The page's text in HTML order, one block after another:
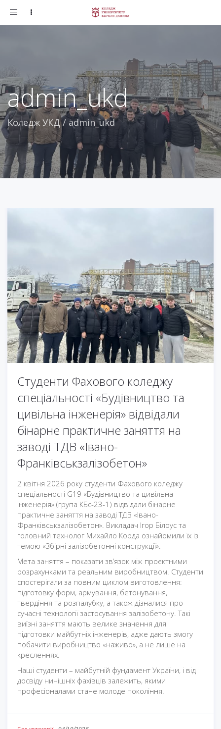
Toggle
admin_ukd
Коледж УКД/ admin_ukd
Студенти Фахового коледжу
спеціальності «Будівництво та
цивільна інженерія» відвідали
бінарне практичне заняття на
заводі ТДВ «Івано-
Франківськзалізобетон»
2 квітня 2026 року студенти Фахового коледжу
спеціальності G19 «Будівництво та цивільна
інженерія» (група КБс-23-1) відвідали бінарне
практичне заняття на заводі ТДВ «Івано-
Франківськзалізобетон». Викладач Ігор Білоус та
головний технолог Михайло Корда ознайомили їх із
темою «Збірні залізобетонні конструкції».
Мета заняття – показати зв’язок між проєктними
розрахунками та реальним виробництвом. Студенти
спостерігали за повним циклом виготовлення:
підготовку форм, армування, бетонування,
твердіння та розпалубку, а також дізналися про
сучасні технології застосування залізобетону. Такі
виїзні заняття мають велике значення для
підготовки майбутніх інженерів, адже дають змогу
побачити виробництво «наживо», а не лише на
кресленнях.
Наші студенти – майбутній фундамент України, і від
досвіду нинішніх фахівців залежить, якими
професіоналами стане молоде покоління.